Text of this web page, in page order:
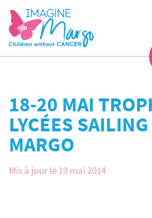
18-20 MAI
LYCÉES
MARGO
Mis à jour le 19 mai 2014